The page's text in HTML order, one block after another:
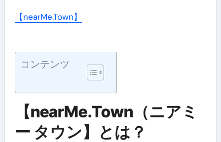
【nearMe.Town】
コンテンツ
【nearMe.Town（ニアミ
ー タウン】とは？